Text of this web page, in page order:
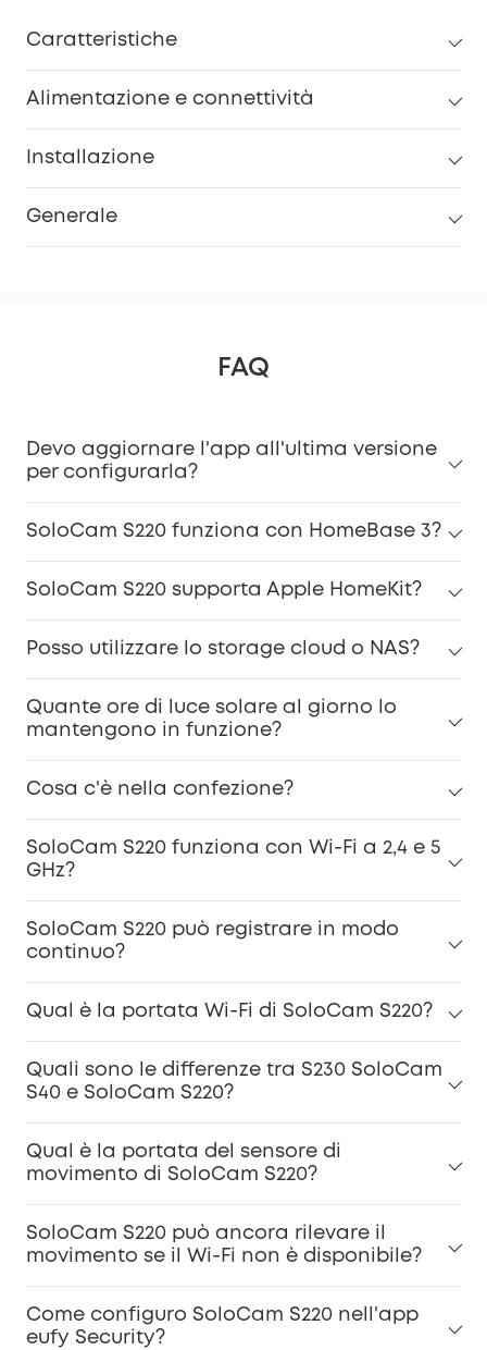
Caratteristiche
Alimentazione e connettività
Installazione
Generale
FAQ
Devo aggiornare l'app all'ultima versione
per configurarla?
SoloCam S220 funziona con HomeBase 3?
SoloCam S220 supporta Apple HomeKit?
Posso utilizzare lo storage cloud o NAS?
Quante ore di luce solare al giorno lo
mantengono in funzione?
Cosa c'è nella confezione?
SoloCam S220 funziona con Wi-Fi a 2,4 e 5
GHz?
SoloCam S220 può registrare in modo
continuo?
Qual è la portata Wi-Fi di SoloCam S220?
Quali sono le differenze tra S230 SoloCam
S40 e SoloCam S220?
Qual è la portata del sensore di
movimento di SoloCam S220?
SoloCam S220 può ancora rilevare il
movimento se il Wi-Fi non è disponibile?
Come configuro SoloCam S220 nell'app
eufy Security?